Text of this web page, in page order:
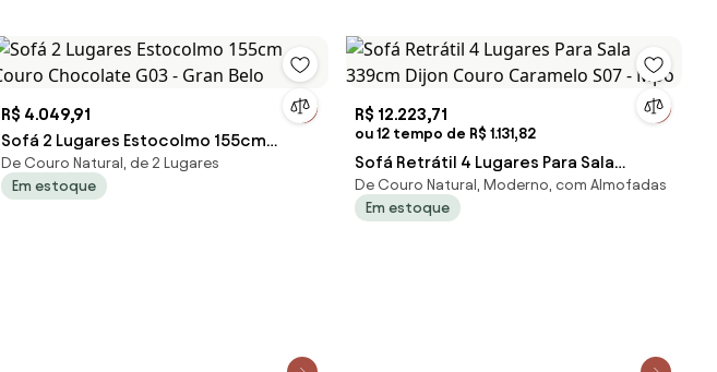
R$ 4.049,91
Sofá 2 Lugares Estocolmo 155cm
Couro Chocolate G03 - Gran Belo
De Couro Natural, de 2 Lugares
Em estoque
R$ 12.223,71
ou 12 tempo de R$ 1.131,82
Sofá Retrátil 4 Lugares Para Sala
339cm Dijon Couro Caramelo S07 -
Mpo
De Couro Natural, Moderno, com Almofadas
Em estoque